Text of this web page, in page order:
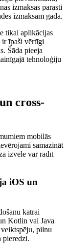
izmaksas parasti
izmaksām gadā.
tikai aplikācijas
ir īpaši vērtīgi
Šāda pieeja
tehnoloģiju
cross-
mobilās
samazināt
izvēle var radīt
iOS un
katrai
Kotlin vai Java
pilnu
pieredzi.